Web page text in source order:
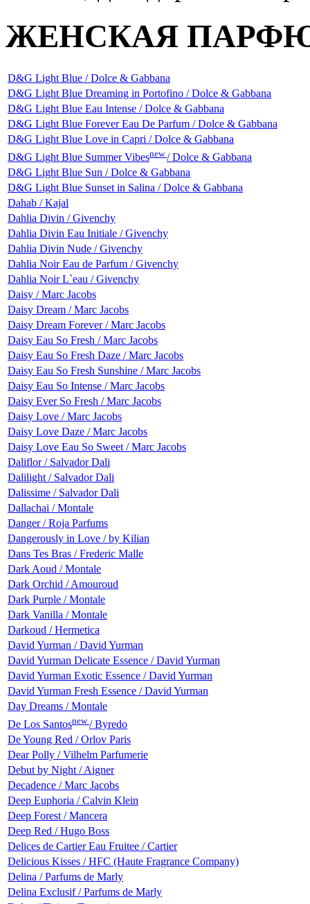
ЖЕНСКАЯ
D&G Light Blue / Dolce & Gabbana
D&G Light Blue Dreaming in Portofino / Dolce & Gabbana
D&G Light Blue Eau Intense / Dolce & Gabbana
D&G Light Blue Forever Eau De Parfum / Dolce & Gabbana
D&G Light Blue Love in Capri / Dolce & Gabbana
D&G Light Blue Summer Vibesnew/ Dolce & Gabbana
D&G Light Blue Sun / Dolce & Gabbana
D&G Light Blue Sunset in Salina / Dolce & Gabbana
Dahab / Kajal
Dahlia Divin / Givenchy
Dahlia Divin Eau Initiale / Givenchy
Dahlia Divin Nude / Givenchy
Dahlia Noir Eau de Parfum / Givenchy
Dahlia Noir L`eau / Givenchy
Daisy / Marc Jacobs
Daisy Dream / Marc Jacobs
Daisy Dream Forever / Marc Jacobs
Daisy Eau So Fresh / Marc Jacobs
Daisy Eau So Fresh Daze / Marc Jacobs
Daisy Eau So Fresh Sunshine / Marc Jacobs
Daisy Eau So Intense / Marc Jacobs
Daisy Ever So Fresh / Marc Jacobs
Daisy Love / Marc Jacobs
Daisy Love Daze / Marc Jacobs
Daisy Love Eau So Sweet / Marc Jacobs
Daliflor / Salvador Dali
Dalilight / Salvador Dali
Dalissime / Salvador Dali
Dallachai / Montale
Danger / Roja Parfums
Dangerously in Love / by Kilian
Dans Tes Bras / Frederic Malle
Dark Aoud / Montale
Dark Orchid / Amouroud
Dark Purple / Montale
Dark Vanilla / Montale
Darkoud / Hermetica
David Yurman / David Yurman
David Yurman Delicate Essence / David Yurman
David Yurman Exotic Essence / David Yurman
David Yurman Fresh Essence / David Yurman
Day Dreams / Montale
De Los Santosnew/ Byredo
De Young Red / Orlov Paris
Dear Polly / Vilhelm Parfumerie
Debut by Night / Aigner
Decadence / Marc Jacobs
Deep Euphoria / Calvin Klein
Deep Forest / Mancera
Deep Red / Hugo Boss
Delices de Cartier Eau Fruitee / Cartier
Delicious Kisses / HFC (Haute Fragrance Company)
Delina / Parfums de Marly
Delina Exclusif / Parfums de Marly